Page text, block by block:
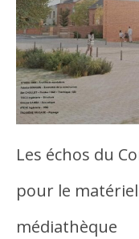
Les échos du
pour le
médiathèque